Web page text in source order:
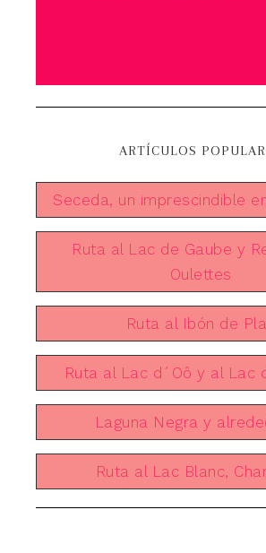
ARTÍCULOS
Seceda, un imprescindible
Ruta al Lac de Gaube y
Oulettes
Ruta al Ibón de
Ruta al Lac d´Oô y al Lac
Laguna Negra y
Ruta al Lac Blanc,